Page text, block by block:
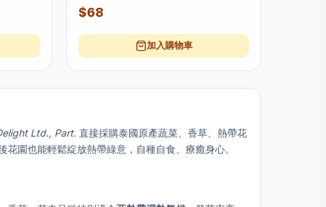
$68
加入購物車
Ltd., Part. 直接採購泰國原產蔬菜、香草、熱帶花
園也能輕鬆綻放熱帶綠意，自種自食、療癒身心。